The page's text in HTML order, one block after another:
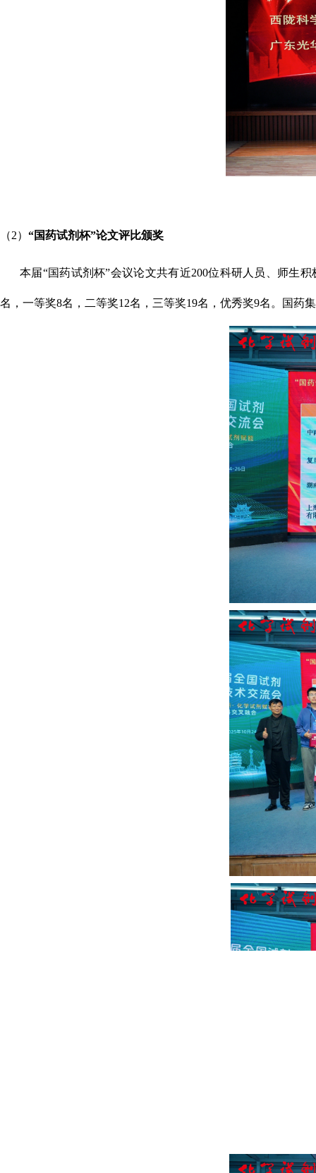
（2） “国药试剂杯”论文评比颁奖
本届“国药试剂杯”会议论文共有近200位科研人员、师生积
名，一等奖8名，二等奖12名，三等奖19名，优秀奖9名。国药